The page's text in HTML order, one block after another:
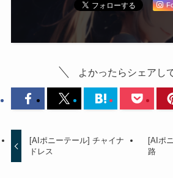
よかったらシェアし
[AIポニーテール] チャイナ
ドレス
[AIポ
路